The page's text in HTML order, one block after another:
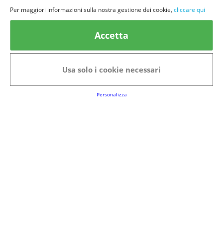
© provaprodottigratis.it 2023 | All Rights Reserved.
Categorie in evidenza
Animali
Per maggiori informazioni sulla nostra gestione dei cookie, cliccare qui
Accetta
Usa solo i cookie necessari
Personalizza